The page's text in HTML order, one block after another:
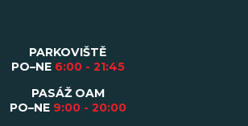
PARKOVIŠTĚ
PO–NE 6:00 - 21:45
PASÁŽ OAM
PO–NE 9:00 - 20:00